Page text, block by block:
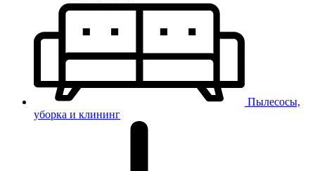
Пылесосы,
уборка и клининг